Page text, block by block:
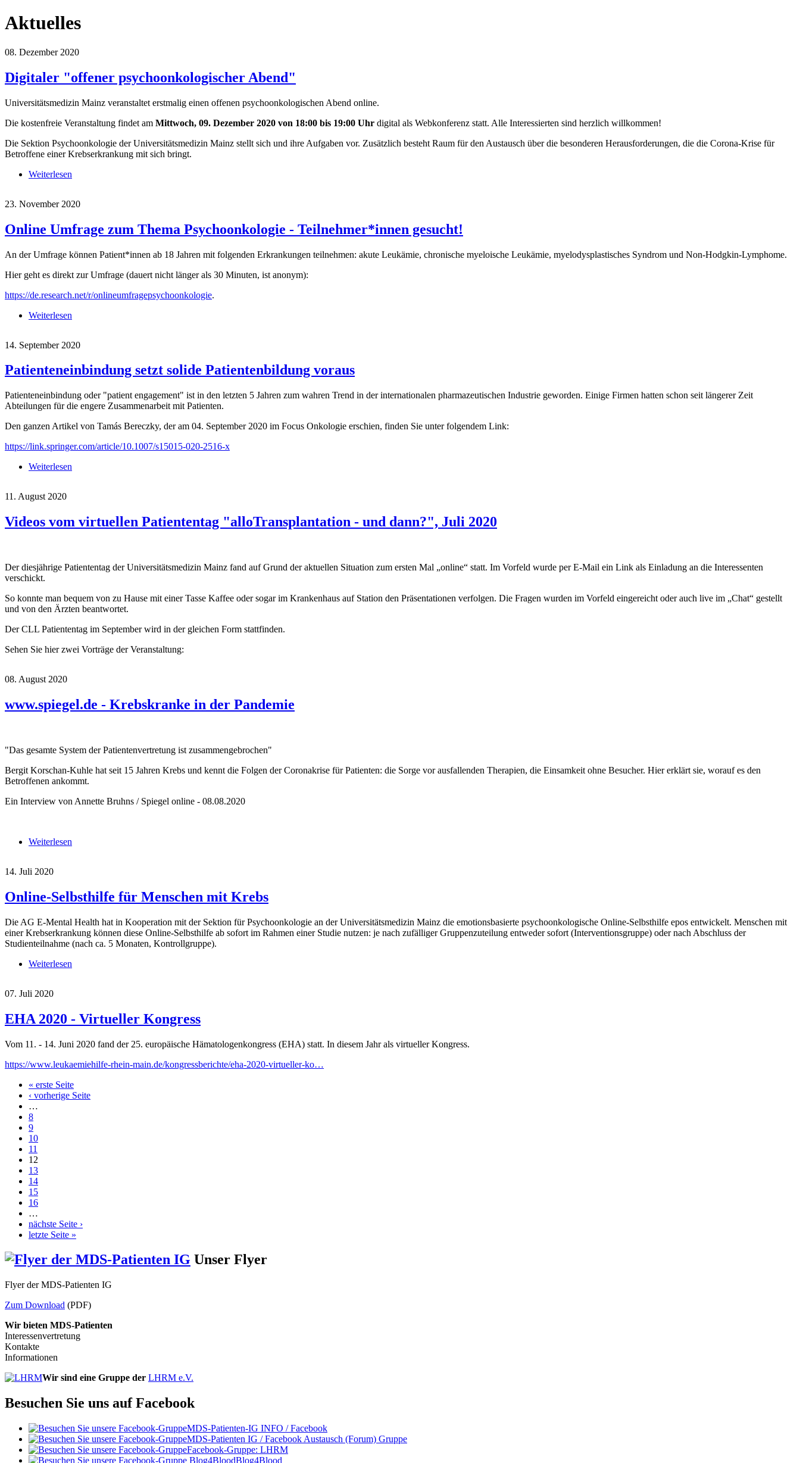
Aktuelles
08. Dezember 2020
Digitaler "offener psychoonkologischer Abend"
Universitätsmedizin Mainz veranstaltet erstmalig einen offenen psychoonkologischen Abend online.
Die kostenfreie Veranstaltung findet am Mittwoch, 09. Dezember 2020 von 18:00 bis 19:00 Uhr digital als Webkonferenz statt. Alle Interessierten sind herzlich willkommen!
Die Sektion Psychoonkologie der Universitätsmedizin Mainz stellt sich und ihre Aufgaben vor. Zusätzlich besteht Raum für den Austausch über die besonderen Herausforderungen, die die Corona-Krise für
Betroffene einer Krebserkrankung mit sich bringt.
Weiterlesen
23. November 2020
Online Umfrage zum Thema Psychoonkologie - Teilnehmer*innen gesucht!
An der Umfrage können Patient*innen ab 18 Jahren mit folgenden Erkrankungen teilnehmen: akute Leukämie, chronische myeloische Leukämie, myelodysplastisches Syndrom und Non-Hodgkin-Lymphome.
Hier geht es direkt zur Umfrage (dauert nicht länger als 30 Minuten, ist anonym):
https://de.research.net/r/onlineumfragepsychoonkologie.
Weiterlesen
14. September 2020
Patienteneinbindung setzt solide Patientenbildung voraus
Patienteneinbindung oder "patient engagement" ist in den letzten 5 Jahren zum wahren Trend in der internationalen pharmazeutischen Industrie geworden. Einige Firmen hatten schon seit längerer Zeit
Abteilungen für die engere Zusammenarbeit mit Patienten.
Den ganzen Artikel von Tamás Bereczky, der am 04. September 2020 im Focus Onkologie erschien, finden Sie unter folgendem Link:
https://link.springer.com/article/10.1007/s15015-020-2516-x
Weiterlesen
11. August 2020
Videos vom virtuellen Patiententag "alloTransplantation - und dann?", Juli 2020
Der diesjährige Patiententag der Universitätsmedizin Mainz fand auf Grund der aktuellen Situation zum ersten Mal „online“ statt. Im Vorfeld wurde per E-Mail ein Link als Einladung an die Interessenten
verschickt.
So konnte man bequem von zu Hause mit einer Tasse Kaffee oder sogar im Krankenhaus auf Station den Präsentationen verfolgen. Die Fragen wurden im Vorfeld eingereicht oder auch live im „Chat“ gestellt
und von den Ärzten beantwortet.
Der CLL Patiententag im September wird in der gleichen Form stattfinden.
Sehen Sie hier zwei Vorträge der Veranstaltung:
08. August 2020
www.spiegel.de - Krebskranke in der Pandemie
"Das gesamte System der Patientenvertretung ist zusammengebrochen"
Bergit Korschan-Kuhle hat seit 15 Jahren Krebs und kennt die Folgen der Coronakrise für Patienten: die Sorge vor ausfallenden Therapien, die Einsamkeit ohne Besucher. Hier erklärt sie, worauf es den
Betroffenen ankommt.
Ein Interview von Annette Bruhns / Spiegel online - 08.08.2020
Weiterlesen
14. Juli 2020
Online-Selbsthilfe für Menschen mit Krebs
Die AG E-Mental Health hat in Kooperation mit der Sektion für Psychoonkologie an der Universitätsmedizin Mainz die emotionsbasierte psychoonkologische Online-Selbsthilfe epos entwickelt. Menschen mit
einer Krebserkrankung können diese Online-Selbsthilfe ab sofort im Rahmen einer Studie nutzen: je nach zufälliger Gruppenzuteilung entweder sofort (Interventionsgruppe) oder nach Abschluss der
Studienteilnahme (nach ca. 5 Monaten, Kontrollgruppe).
Weiterlesen
07. Juli 2020
EHA 2020 - Virtueller Kongress
Vom 11. - 14. Juni 2020 fand der 25. europäische Hämatologenkongress (EHA) statt. In diesem Jahr als virtueller Kongress.
https://www.leukaemiehilfe-rhein-main.de/kongressberichte/eha-2020-virtueller-ko…
Seiten« erste Seite
‹ vorherige Seite
…
8
9
10
11
12
13
14
15
16
…
nächste Seite ›
letzte Seite »
Unser Flyer
Flyer der MDS-Patienten IG
Zum Download (PDF)
Wir bieten MDS-Patienten
Interessenvertretung
Kontakte
Informationen
Wir sind eine Gruppe der LHRM e.V.
Besuchen Sie uns auf Facebook
MDS-Patienten-IG INFO / Facebook
MDS-Patienten IG / Facebook Austausch (Forum) Gruppe
Facebook-Gruppe: LHRM
Blog4Blood